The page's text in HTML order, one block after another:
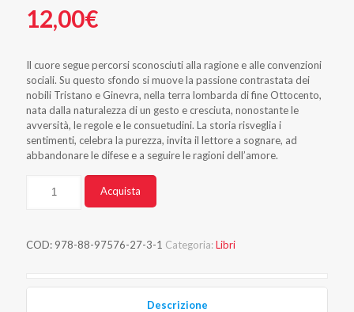
12,00€
Il cuore segue percorsi sconosciuti alla ragione e alle convenzioni
sociali. Su questo sfondo si muove la passione contrastata dei
nobili Tristano e Ginevra, nella terra lombarda di fine Ottocento,
nata dalla naturalezza di un gesto e cresciuta, nonostante le
avversità, le regole e le consuetudini. La storia risveglia i
sentimenti, celebra la purezza, invita il lettore a sognare, ad
abbandonare le difese e a seguire le ragioni dell’amore.
Acquista
COD: 978-88-97576-27-3-1 Categoria:Libri
Descrizione